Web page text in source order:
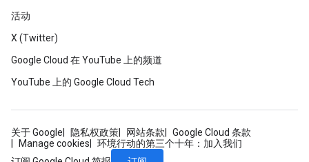
活动
X (Twitter)
Google Cloud 在 YouTube 上的频道
YouTube 上的 Google Cloud Tech
关于 Google 隐私权政策 网站条款
Google Cloud 条款
Manage cookies
环境行动的第三个十年：加入我们